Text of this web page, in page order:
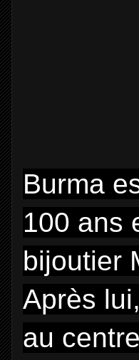
Burma
100 ans
bijoutier
Après
au